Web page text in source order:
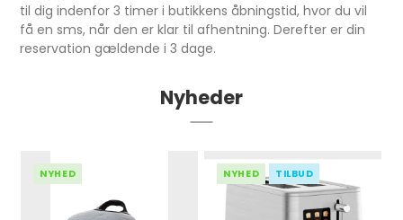
til dig indenfor 3 timer i butikkens åbningstid, hvor du vil
få en sms, når den er klar til afhentning. Derefter er din
reservation gældende i 3 dage.
Nyheder
NYHED NYHED TILBUD